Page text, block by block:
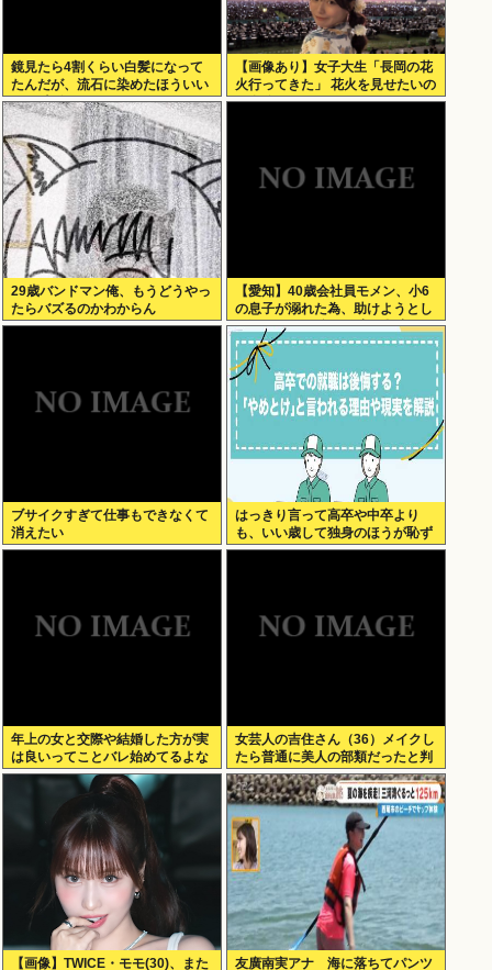
鏡見たら4割くらい白髪になって
たんだが、流石に染めたほういい
の ？半分おじいちゃんでドン引き
したわ
【画像あり】女子大生「長岡の花
火行ってきた」 花火を見せたいの
か自分を見せたいのかどっちだ
29歳バンドマン俺、もうどうやっ
たらバズるのかわからん
【愛知】40歳会社員モメン、小6
の息子が溺れた為、助けようとし
て溺れる なお息子は妻が救出
ブサイクすぎて仕事もできなくて
消えたい
はっきり言って高卒や中卒より
も、いい歳して独身のほうが恥ず
かしいよな
年上の女と交際や結婚した方が実
は良いってことバレ始めてるよな
女芸人の吉住さん（36）メイクし
たら普通に美人の部類だったと判
明www
【画像】TWICE・モモ(30)、また
友廣南実アナ 海に落ちてパンツ